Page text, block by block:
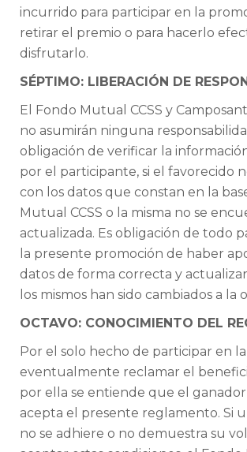
incurrido para participar en la
retirar el premio o para hacerlo
disfrutarlo.
SÉPTIMO: LIBERACIÓN DE
El Fondo Mutual CCSS y
no asumirán ninguna
obligación de verificar la
por el participante, si el favorecido
con los datos que constan en la
Mutual CCSS o la misma no se
actualizada. Es obligación de todo
la presente promoción de haber
datos de forma correcta y
los mismos han sido cambiados a la
OCTAVO: CONOCIMIENTO DEL
Por el solo hecho de participar en
eventualmente reclamar el
por ella se entiende que el
acepta el presente reglamento. Si
no se adhiere o no demuestra su